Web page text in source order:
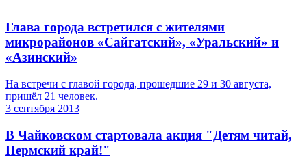
Глава города встретился с жителями
микрорайонов «Сайгатский», «Уральский» и
«Азинский»
На встречи с главой города, прошедшие 29 и 30 августа,
пришёл 21 человек.
3 сентября 2013
В Чайковском стартовала акция "Детям читай,
Пермский край!"